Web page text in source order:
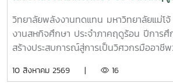
อาชีพและโอกาสในการพัฒนาศักยภาพเพื่อ
แรงงานในอนาคตกิจกรรมแนะแนวในครั้งนี้
ศึกษาต่อระดับปริญญาตรี - การพัฒนาทักษ
ความต้องการของตลาดแรงงาน- องค์ควา
พัฒนาตนเองในสายงานด้านพลังงาน- การ
2568 เสริมสร้างประสบการณ์สู่การเป็
วิทยาลัยพลังงานทดแทน มหาวิทยาลัยแม่โ
งานสหกิจศึกษา ประจำภาคฤดูร้อน ปีการศึ
สร้างประสบการณ์สู่การเป็นวิศวกรมืออา
สอบนำเสนอผลงานสหกิจศึกษา ประจำภาค
10 สิงหาคม 2569 | 16